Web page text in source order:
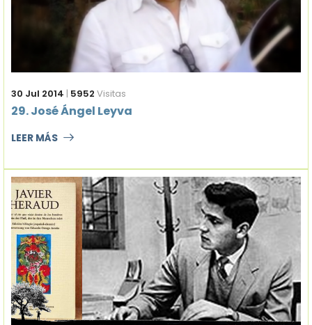
30 Jul 2014 | 5952 Visitas
29. José Ángel Leyva
LEER MÁS